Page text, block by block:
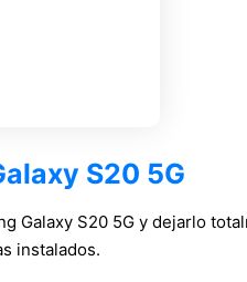
S20 5G
Galaxy S20 5G y dejarlo
instalados.